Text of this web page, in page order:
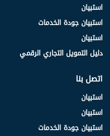
استبيان
استبيان جودة الخدمات
استبيان
دليل التمويل التجاري الرقمي
اتصل بنا
استبيان
استبيان
استبيان جودة الخدمات